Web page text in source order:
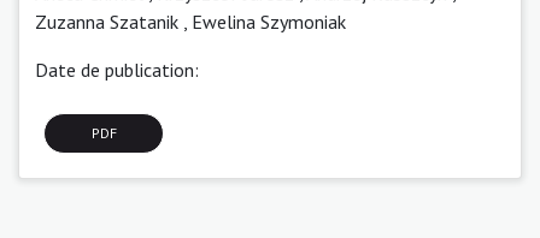
Zuzanna Szatanik , Ewelina Szymoniak
Date de publication:
PDF